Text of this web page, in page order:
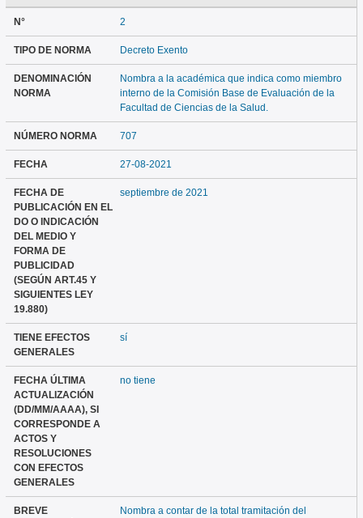
N° 2
TIPO DE NORMA Decreto Exento
DENOMINACIÓN
NORMA
Nombra a la académica que indica como miembro
interno de la Comisión Base de Evaluación de la
Facultad de Ciencias de la Salud.
NÚMERO NORMA 707
FECHA 27-08-2021
FECHA DE
PUBLICACIÓN EN EL
DO O INDICACIÓN
DEL MEDIO Y
FORMA DE
PUBLICIDAD
(SEGÚN ART.45 Y
SIGUIENTES LEY
19.880)
septiembre de 2021
TIENE EFECTOS
GENERALES
sí
FECHA ÚLTIMA
ACTUALIZACIÓN
(DD/MM/AAAA), SI
CORRESPONDE A
ACTOS Y
RESOLUCIONES
CON EFECTOS
GENERALES
no tiene
BREVE
Nombra a contar de la total tramitación del